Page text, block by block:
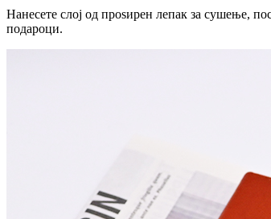
Нанесете слој од проѕирен лепак за сушење,
подароци.